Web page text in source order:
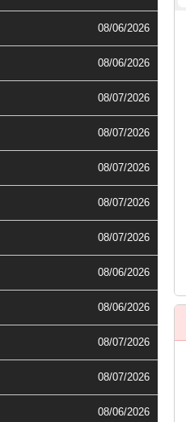
08/06/2026
08/06/2026
08/07/2026
08/07/2026
08/07/2026
08/07/2026
08/07/2026
08/06/2026
08/06/2026
08/07/2026
08/07/2026
08/06/2026